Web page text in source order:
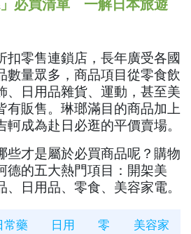
扣零售連鎖店，長年廣受各國
數量眾多，商品項目從零食飲
、日用品雜貨、運動，甚至美
有販售。琳瑯滿目的商品加上
成為赴日必逛的平價賣場。
些才是屬於必買商品呢？購物
德的五大熱門項目：開架美
日用品、零食、美容家電。
常藥
日用
零
美容家